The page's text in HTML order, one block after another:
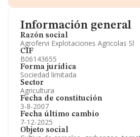
Información general
Razón social
Agrofervi Explotaciones Agricolas Sl
CIF
B06143655
Forma jurídica
Sociedad limitada
Sector
Agricultura
Fecha de constitución
3-8-2007
Fecha último cambio
7-12-2025
Objeto social
Información oficial y registral